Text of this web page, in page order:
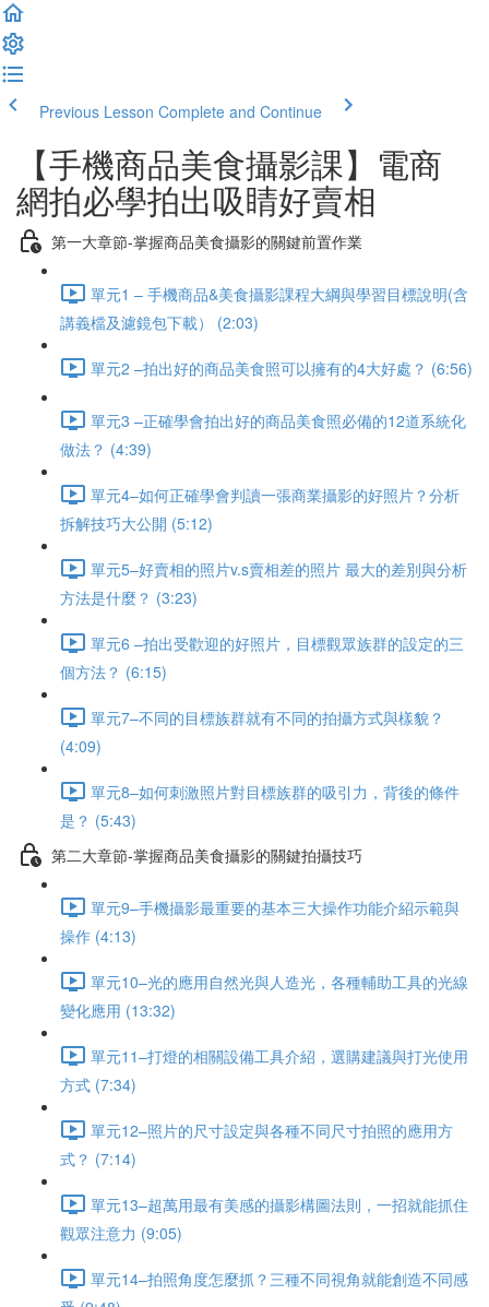
Previous Lesson Complete and Continue
【手機商品美食攝影課】電商
網拍必學拍出吸睛好賣相
第一大章節-掌握商品美食攝影的關鍵前置作業
單元1 – 手機商品&美食攝影課程大綱與學習目標說明(含
講義檔及濾鏡包下載） (2:03)
單元2 –拍出好的商品美食照可以擁有的4大好處？ (6:56)
單元3 –正確學會拍出好的商品美食照必備的12道系統化
做法？ (4:39)
單元4–如何正確學會判讀一張商業攝影的好照片？分析
拆解技巧大公開 (5:12)
單元5–好賣相的照片v.s賣相差的照片 最大的差別與分析
方法是什麼？ (3:23)
單元6 –拍出受歡迎的好照片，目標觀眾族群的設定的三
個方法？ (6:15)
單元7–不同的目標族群就有不同的拍攝方式與樣貌？
(4:09)
單元8–如何刺激照片對目標族群的吸引力，背後的條件
是？ (5:43)
第二大章節-掌握商品美食攝影的關鍵拍攝技巧
單元9–手機攝影最重要的基本三大操作功能介紹示範與
操作 (4:13)
單元10–光的應用自然光與人造光，各種輔助工具的光線
變化應用 (13:32)
單元11–打燈的相關設備工具介紹，選購建議與打光使用
方式 (7:34)
單元12–照片的尺寸設定與各種不同尺寸拍照的應用方
式？ (7:14)
單元13–超萬用最有美感的攝影構圖法則，一招就能抓住
觀眾注意力 (9:05)
單元14–拍照角度怎麼抓？三種不同視角就能創造不同感